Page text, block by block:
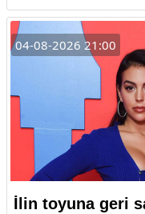
04-08-2026 21:00
İlin toyuna geri